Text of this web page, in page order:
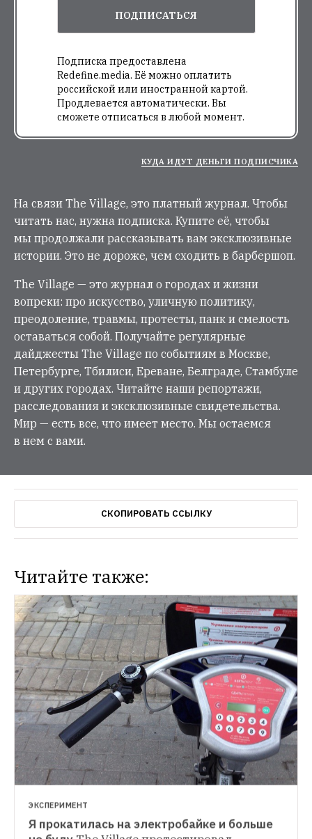
ПОДПИСАТЬСЯ
Подписка предоставлена
Redefine.media. Её можно оплатить
российской или иностранной картой.
Продлевается автоматически. Вы
сможете отписаться в любой момент.
КУДА ИДУТ ДЕНЬГИ ПОДПИСЧИКА
На связи The Village, это платный журнал. Чтобы
читать нас, нужна подписка. Купите её, чтобы
мы продолжали рассказывать вам эксклюзивные
истории. Это не дороже, чем сходить в барбершоп.
The Village — это журнал о городах и жизни
вопреки: про искусство, уличную политику,
преодоление, травмы, протесты, панк и смелость
оставаться собой. Получайте регулярные
дайджесты The Village по событиям в Москве,
Петербурге, Тбилиси, Ереване, Белграде, Стамбуле
и других городах. Читайте наши репортажи,
расследования и эксклюзивные свидетельства.
Мир — есть все, что имеет место. Мы остаемся
в нем с вами.
СКОПИРОВАТЬ ССЫЛКУ
Читайте также:
КОММЕНТАРИИ
ЭКСПЕРИМЕНТ
Я прокатилась на электробайке и больше